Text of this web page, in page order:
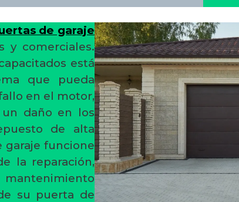
de garaje
y comerciales.
está
que pueda
en el motor,
daño en los
de alta
garaje funcione
la reparación,
su puerta de